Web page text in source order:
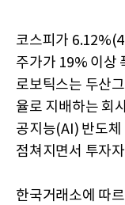
코스피가
주가가 19% 이상
로보틱스는 두산
율로 지배하는 회
공지능(AI) 반도체
점쳐지면서 투자
한국거래소에 따